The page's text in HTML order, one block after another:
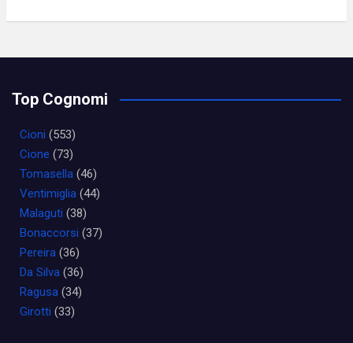
Top Cognomi
Cioni (553)
Cione (73)
Tomasella (46)
Ventimiglia (44)
Malaguti (38)
Bonaccorsi (37)
Pereira (36)
Da Silva (36)
Ragusa (34)
Girotti (33)